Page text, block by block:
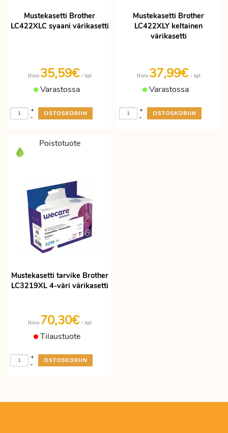
Mustekasetti Brother
LC422XLC syaani värikasetti
Hinta 35,59€ / kpl
Varastossa
-
+
Mustekasetti Brother
LC422XLY keltainen
värikasetti
Hinta 37,99€ / kpl
Varastossa
-
+
Poistotuote
Mustekasetti tarvike Brother
LC3219XL 4-väri värikasetti
Hinta 70,30€ / kpl
Tilaustuote
-
+